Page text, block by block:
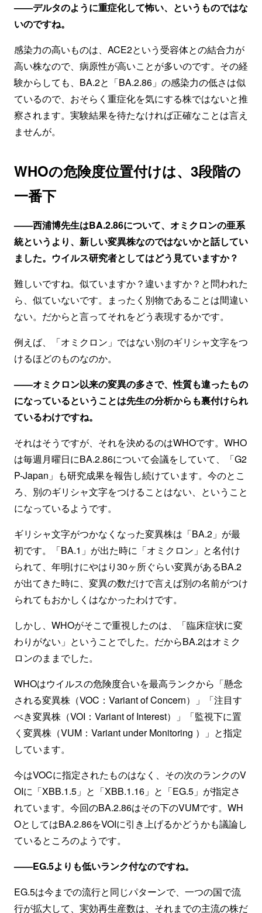
——デルタのように重症化して怖い、というものではな
いのですね。
感染力の高いものは、ACE2という受容体との結合力が
高い株なので、病原性が高いことが多いのです。その経
験からしても、BA.2と「BA.2.86」の感染力の低さは似
ているので、おそらく重症化を気にする株ではないと推
察されます。実験結果を待たなければ正確なことは言え
ませんが。
WHOの危険度位置付けは、3段階の
一番下
——西浦博先生はBA.2.86について、オミクロンの亜系
統というより、新しい変異株なのではないかと話してい
ました。ウイルス研究者としてはどう見ていますか？
難しいですね。似ていますか？違いますか？と問われた
ら、似ていないです。まったく別物であることは間違い
ない。だからと言ってそれをどう表現するかです。
例えば、「オミクロン」ではない別のギリシャ文字をつ
けるほどのものなのか。
——オミクロン以来の変異の多さで、性質も違ったもの
になっているということは先生の分析からも裏付けられ
ているわけですね。
それはそうですが、それを決めるのはWHOです。WHO
は毎週月曜日にBA.2.86について会議をしていて、「G2
P-Japan」も研究成果を報告し続けています。今のとこ
ろ、別のギリシャ文字をつけることはない、ということ
になっているようです。
ギリシャ文字がつかなくなった変異株は「BA.2」が最
初です。「BA.1」が出た時に「オミクロン」と名付け
られて、年明けにやはり30ヶ所ぐらい変異があるBA.2
が出てきた時に、変異の数だけで言えば別の名前がつけ
られてもおかしくはなかったわけです。
しかし、WHOがそこで重視したのは、「臨床症状に変
わりがない」ということでした。だからBA.2はオミク
ロンのままでした。
WHOはウイルスの危険度合いを最高ランクから「懸念
される変異株（VOC：Variant of Concern）」「注目す
べき変異株（VOI：Variant of Interest）」「監視下に置
く変異株（VUM：Variant under Monitoring ）」と指定
しています。
今はVOCに指定されたものはなく、その次のランクのV
OIに「XBB.1.5」と「XBB.1.16」と「EG.5」が指定さ
れています。今回のBA.2.86はその下のVUMです。WH
OとしてはBA.2.86をVOIに引き上げるかどうかも議論し
ているところのようです。
——EG.5よりも低いランク付なのですね。
EG.5は今までの流行と同じパターンで、一つの国で流
行が拡大して、実効再生産数は、それまでの主流の株だ